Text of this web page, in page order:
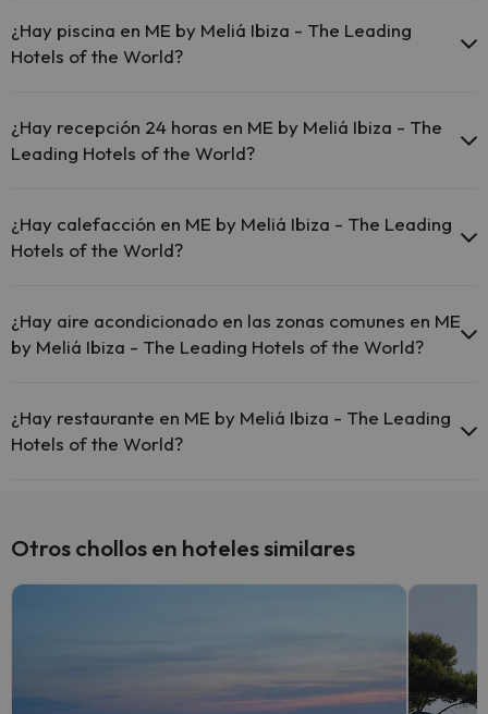
las siguientes actividades (algunas pueden ser de pago).
¿Hay piscina en ME by Meliá Ibiza - The Leading
Hotels of the World?
(este servicio puede ser de pago) Aquí tienes más info sobre la
piscina y otras instalaciones.
¿Hay recepción 24 horas en ME by Meliá Ibiza - The
Leading Hotels of the World?
recepción 24 horas.
¿Hay calefacción en ME by Meliá Ibiza - The Leading
Hotels of the World?
calefacción en las zonas comunes.
¿Hay aire acondicionado en las zonas comunes en ME
by Meliá Ibiza - The Leading Hotels of the World?
acondicionado en las zonas comunes.
¿Hay restaurante en ME by Meliá Ibiza - The Leading
Hotels of the World?
Otros chollos en hoteles similares